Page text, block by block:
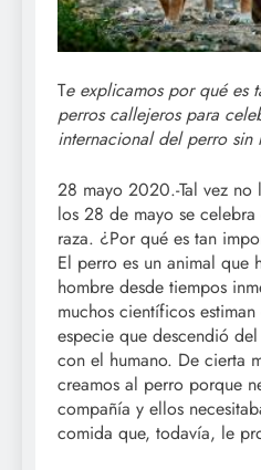
Te explicamos por qué es
perros callejeros para
internacional del perro sin
28 mayo 2020.-Tal vez
los 28 de mayo se
raza. ¿Por qué es tan
El perro es un animal que
hombre desde tiempos
muchos científicos
especie que descendió
con el humano. De cierta
creamos al perro porque
compañía y ellos
comida que, todavía, le